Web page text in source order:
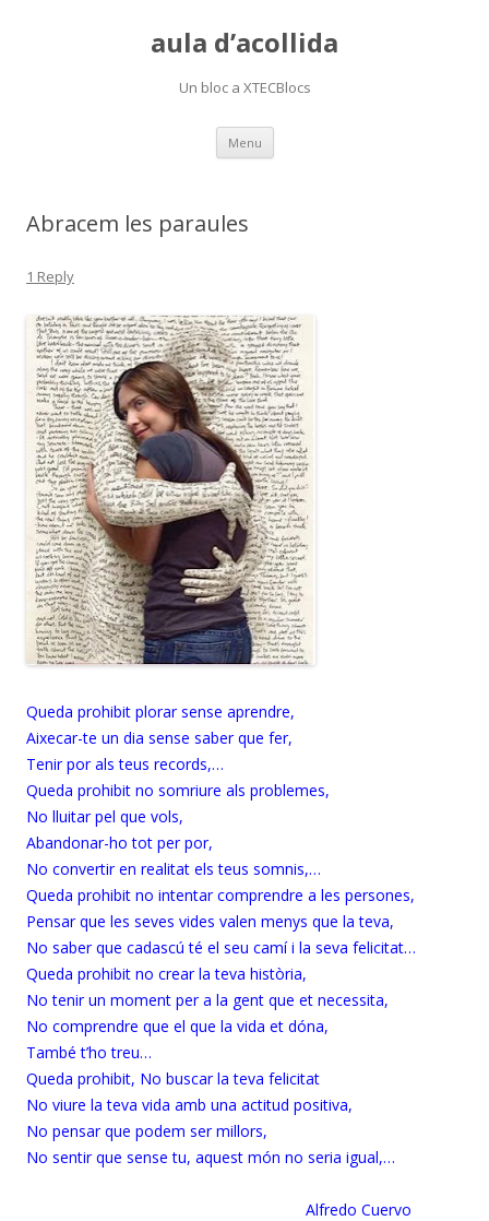
aula d’acollida
Un bloc a XTECBlocs
Menu Skip
content
Abracem les paraules
1 Reply
Queda prohibit plorar sense aprendre,
Aixecar-te un dia sense saber que fer,
Tenir por als teus records,…
Queda prohibit no somriure als problemes,
No lluitar pel que vols,
Abandonar-ho tot per por,
No convertir en realitat els teus somnis,…
Queda prohibit no intentar comprendre a les persones,
Pensar que les seves vides valen menys que la teva,
No saber que cadascú té el seu camí i la seva felicitat…
Queda prohibit no crear la teva història,
No tenir un moment per a la gent que et necessita,
No comprendre que el que la vida et dóna,
També t’ho treu…
Queda prohibit, No buscar la teva felicitat
No viure la teva vida amb una actitud positiva,
No pensar que podem ser millors,
No sentir que sense tu, aquest món no seria igual,…
Alfredo Cuervo